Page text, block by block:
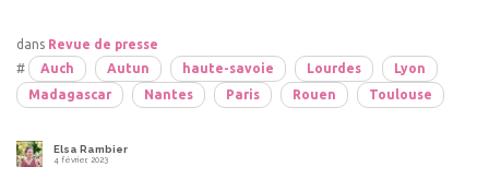
dans Revue de presse
#
Auch Autun haute-savoie Lourdes
Lyon
Madagascar
Nantes Paris Rouen Toulouse
Elsa Rambier
4 février, 2023